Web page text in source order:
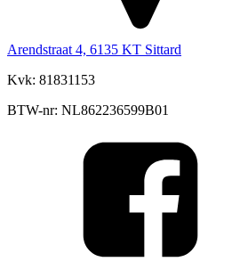
Arendstraat 4, 6135 KT Sittard
Kvk: 81831153
BTW-nr: NL862236599B01